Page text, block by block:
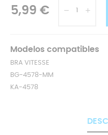
5,99 €
Modelos compatibles
BRA VITESSE
BG-4578-MM
KA-4578